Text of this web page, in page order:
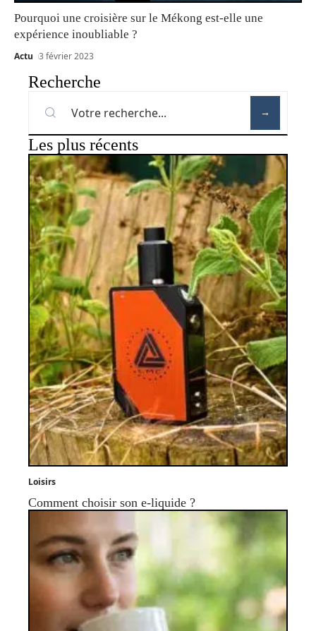
Pourquoi une croisière sur le Mékong est-elle une
expérience inoubliable ?
Actu 3 février 2023
Recherche
Les plus récents
Loisirs
Comment choisir son e-liquide ?